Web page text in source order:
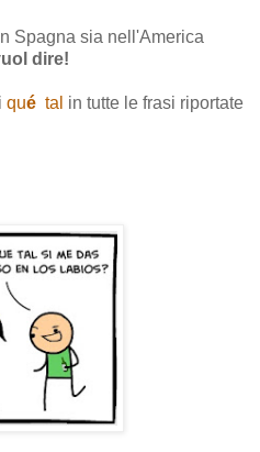
Spagna sia nell'America
dire!
qué tal in tutte le frasi riportate